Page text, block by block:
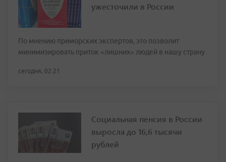
ужесточили в России
По мнению приморских экспертов, это позволит
минимизировать приток «лишних» людей в нашу страну
сегодня, 02:21
Социальная пенсия в России
выросла до 16,6 тысячи
рублей